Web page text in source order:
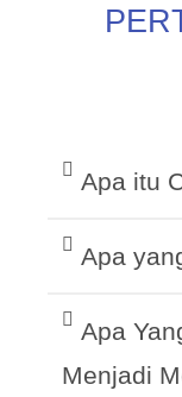
Apa itu
Apa
Apa
Menjadi